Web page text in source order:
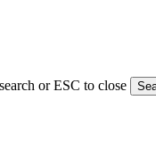
or ESC to close